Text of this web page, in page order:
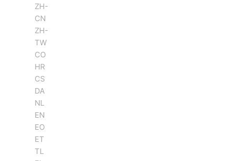
ZH-
CN
ZH-
TW
CO
HR
CS
DA
NL
EN
EO
ET
TL